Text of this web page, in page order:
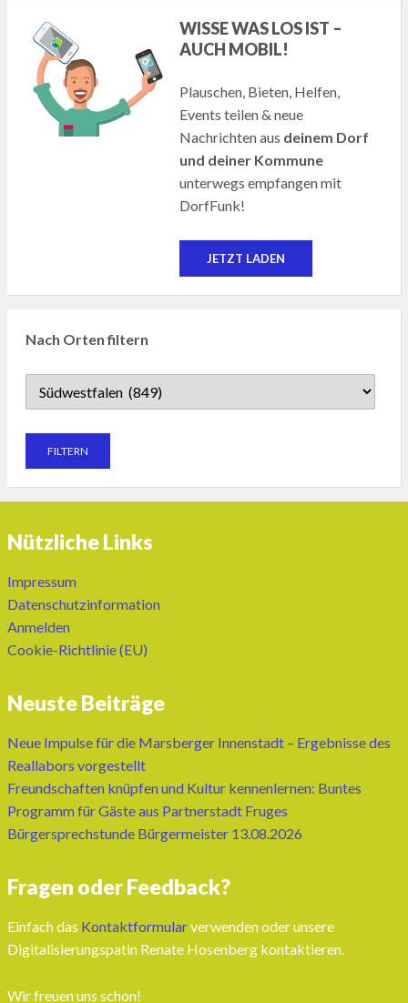
WISSE WAS LOS IST –
AUCH MOBIL!
Plauschen, Bieten, Helfen,
Events teilen & neue
Nachrichten aus deinem Dorf
und deiner Kommune
unterwegs empfangen mit
DorfFunk!
JETZT LADEN
Nach Orten filtern
Nützliche Links
Impressum
Datenschutzinformation
Anmelden
Cookie-Richtlinie (EU)
Neuste Beiträge
Neue Impulse für die Marsberger Innenstadt – Ergebnisse des
Reallabors vorgestellt
Freundschaften knüpfen und Kultur kennenlernen: Buntes
Programm für Gäste aus Partnerstadt Fruges
Bürgersprechstunde Bürgermeister 13.08.2026
Fragen oder Feedback?
Einfach das Kontaktformularverwenden oder unsere
Digitalisierungspatin Renate Hosenberg kontaktieren.
Wir freuen uns schon!